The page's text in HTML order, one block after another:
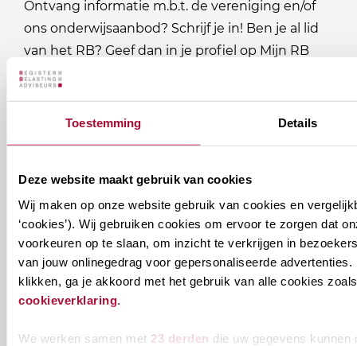
Toestemming Details
Deze website maakt gebruik van cookies
Wij maken op onze website gebruik van cookies en
‘cookies’). Wij gebruiken cookies om ervoor te zorgen dat
voorkeuren op te slaan, om inzicht te verkrijgen in
van jouw onlinegedrag voor gepersonaliseerde advertenties.
klikken, ga je akkoord met het gebruik van alle cookies
cookieverklaring
We werken samen met 23 derden die uw gegevens kunnen
Ontvang informatie m.b.t. de vereniging en/of
ons onderwijsaanbod? Schrijf je in! Ben je al lid
van het RB? Geef dan in je profiel op Mijn RB
aan welke nieuwsbrieven je wil ontvangen.
E-mailadres*
naam@bedrijf.nl
nieuwsbrieven
je
willen
ontvangen?
Permanente Educatie nieuwsbrief
Verenigingsnieuws